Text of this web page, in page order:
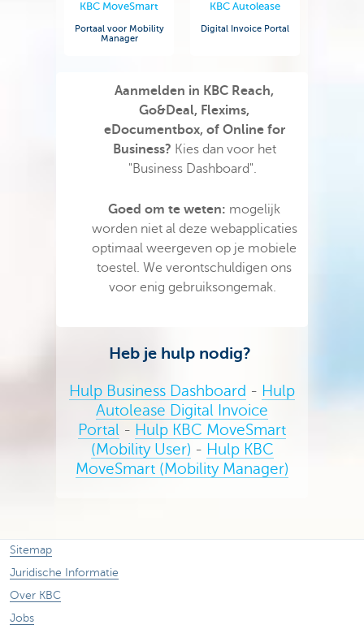
KBC MoveSmart
Portaal voor Mobility
Manager
KBC Autolease
Digital Invoice Portal
Aanmelden in KBC Reach,
Go&Deal, Flexims,
eDocumentbox, of Online for
Business? Kies dan voor het
"Business Dashboard".
Goed om te weten: mogelijk
worden niet al deze webapplicaties
optimaal weergeven op je mobiele
toestel. We verontschuldigen ons
voor enig gebruiksongemak.
Heb je hulp nodig?
Hulp Business Dashboard - Hulp
Autolease Digital Invoice
Portal - Hulp KBC MoveSmart
(Mobility User) - Hulp KBC
MoveSmart (Mobility Manager)
Sitemap
Juridische Informatie
Over KBC
Jobs